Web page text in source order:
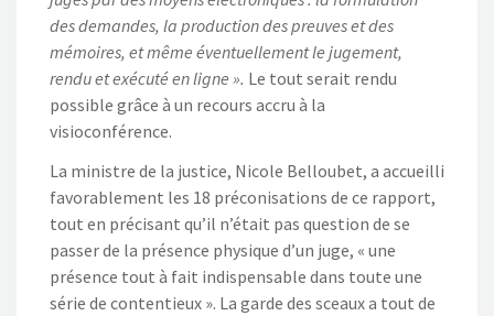
des demandes, la production des preuves et des
mémoires, et même éventuellement le jugement,
rendu et exécuté en ligne ». Le tout serait rendu
possible grâce à un recours accru à la
visioconférence.
La ministre de la justice, Nicole Belloubet, a accueilli
favorablement les 18 préconisations de ce rapport,
tout en précisant qu’il n’était pas question de se
passer de la présence physique d’un juge, « une
présence tout à fait indispensable dans toute une
série de contentieux ». La garde des sceaux a tout de